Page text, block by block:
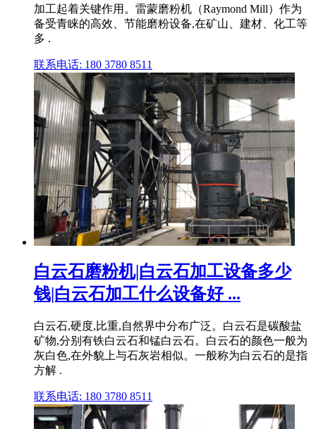
加工起着关键作用。雷蒙磨粉机（Raymond Mill）作为
备受青睐的高效、节能磨粉设备,在矿山、建材、化工等
多 .
联系电话: 180 3780 8511
白云石磨粉机|白云石加工设备多少
钱|白云石加工什么设备好 ...
白云石,硬度,比重,自然界中分布广泛。白云石是碳酸盐
矿物,分别有铁白云石和锰白云石。白云石的颜色一般为
灰白色,在外貌上与石灰岩相似。一般称为白云石的是指
方解 .
联系电话: 180 3780 8511